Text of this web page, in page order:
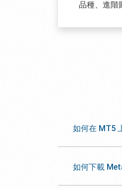
品種、進階
如何在 MT5
如何下載